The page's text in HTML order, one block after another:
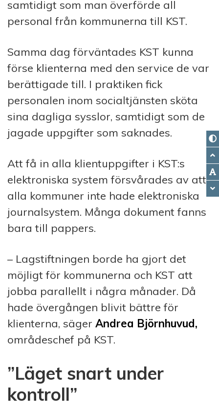
samtidigt som man överförde all
personal från kommunerna till KST.
Samma dag förväntades KST kunna
förse klienterna med den service de var
berättigade till. I praktiken fick
personalen inom socialtjänsten sköta
sina dagliga sysslor, samtidigt som de
jagade uppgifter som saknades.
Att få in alla klientuppgifter i KST:s
elek­tron­iska system försvårades av att
alla kom­mun­er inte hade elektroniska
journalsystem. Många dokument fanns
bara till pappers.
– Lagstiftningen borde ha gjort det
möjligt för kommunerna och KST att
jobba parallellt i några månader. Då
hade övergången blivit bättre för
klienterna, säger Andrea Björnhuvud,
områdeschef på KST.
”Läget snart under
kontroll”